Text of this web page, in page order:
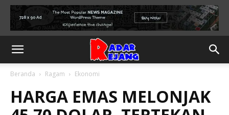
Beranda Ragam Ekonomi
HARGA EMAS MELONJAK